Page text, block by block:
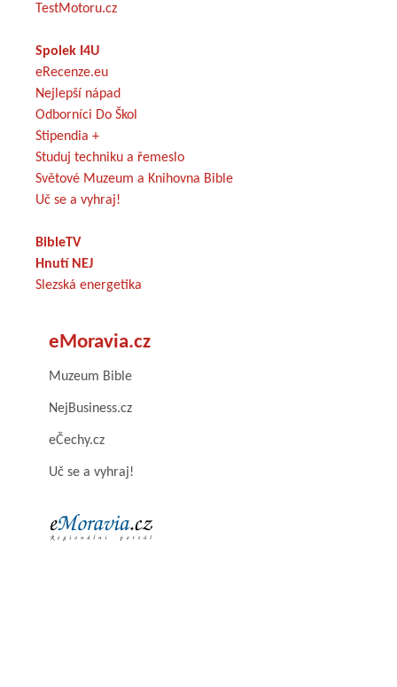
TestMotoru.cz
Spolek I4U
eRecenze.eu
Nejlepší nápad
Odborníci Do Škol
Stipendia +
Studuj techniku a řemeslo
Světové Muzeum a Knihovna Bible
Uč se a vyhraj!
BibleTV
Hnutí NEJ
Slezská energetika
eMoravia.cz
Muzeum Bible
NejBusiness.cz
eČechy.cz
Uč se a vyhraj!